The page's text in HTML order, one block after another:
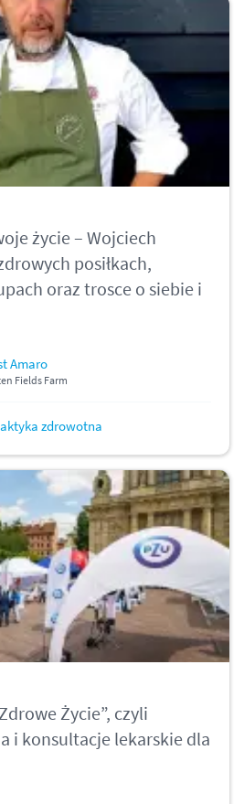
życie – Wojciech
posiłkach,
oraz trosce o siebie i
Amaro
Fields Farm
zdrowotna
Życie”, czyli
i konsultacje lekarskie dla